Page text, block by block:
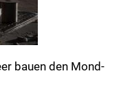
bauen den Mond-